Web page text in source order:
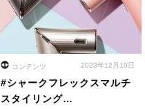
コンテンツ 2023年12月10日
#シャークフレックスマルチ
スタイリング…